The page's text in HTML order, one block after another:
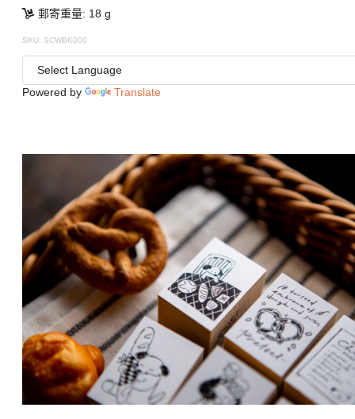
郵寄重量: 18 g
SKU: SCWBK000
Powered by Translate